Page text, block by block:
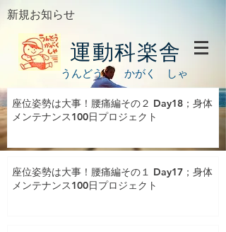
新規お知らせ
運動科楽舎
うんどう かがく しゃ
座位姿勢は大事！腰痛編その２ Day18；身体
メンテナンス100日プロジェクト
座位姿勢は大事！腰痛編その１ Day17；身体
メンテナンス100日プロジェクト